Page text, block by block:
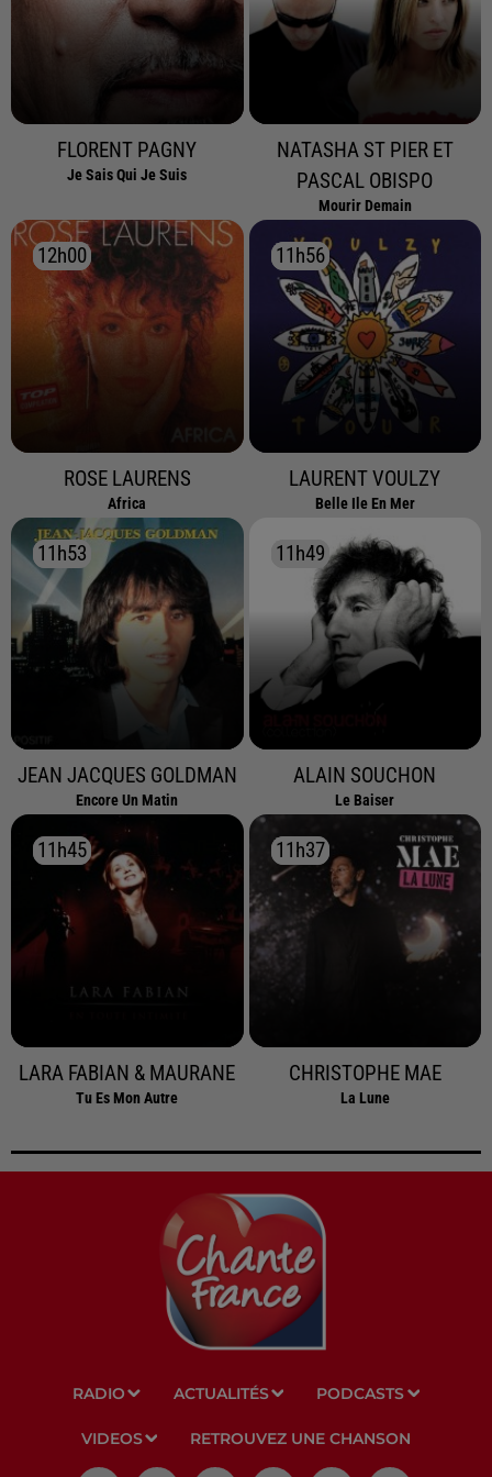
FLORENT PAGNY
Je Sais Qui Je Suis
NATASHA ST PIER ET
PASCAL OBISPO
Mourir Demain
12h00
12h00
ROSE LAURENS
Africa
11h56
11h56
LAURENT VOULZY
Belle Ile En Mer
11h53
11h53
JEAN JACQUES GOLDMAN
Encore Un Matin
11h49
11h49
ALAIN SOUCHON
Le Baiser
11h45
11h45
LARA FABIAN & MAURANE
Tu Es Mon Autre
11h37
11h37
CHRISTOPHE MAE
La Lune
RADIO ACTUALITÉS PODCASTS
VIDEOS RETROUVEZ UNE CHANSON